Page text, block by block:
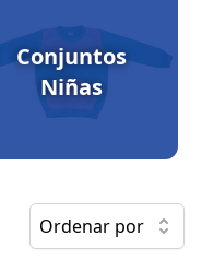
Conjuntos
Niñas
Ordenar por